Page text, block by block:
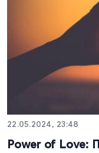
22.05.2024, 23:48
Power of Love: